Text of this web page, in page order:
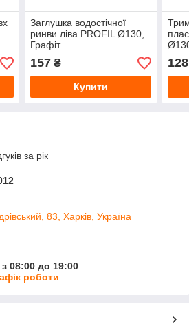
Заглушка водостічної
ринви ліва PROFIL Ø130,
Графіт
157₴
Купити
128
за рік
83, Харків, Україна
08:00 до 19:00
роботи